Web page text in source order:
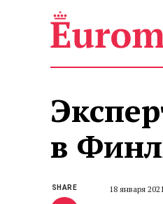
в
18 января 2021
SHARE